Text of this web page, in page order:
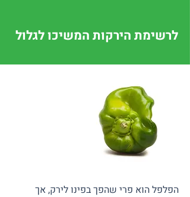
לרשימת הירקות המשיכו לגלול
הפלפל הוא פרי שהפך בפינו לירק, אך